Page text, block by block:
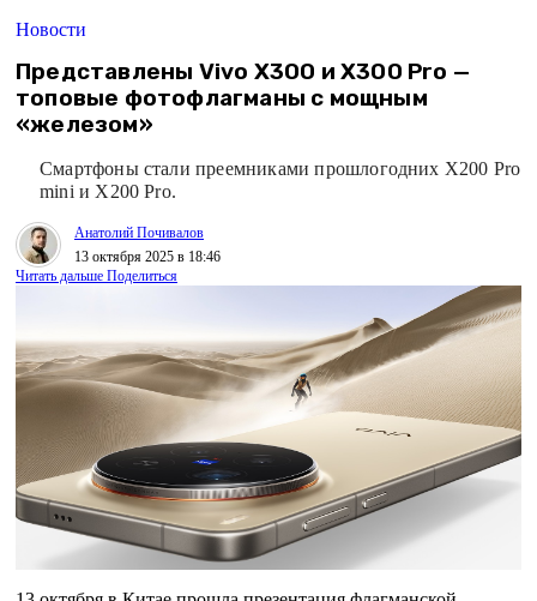
Новости
Представлены Vivo X300 и X300 Pro —
топовые фотофлагманы с мощным
«железом»
Смартфоны стали преемниками прошлогодних X200 Pro
mini и X200 Pro.
Анатолий Почивалов
13 октября 2025 в 18:46
Читать дальше Поделиться